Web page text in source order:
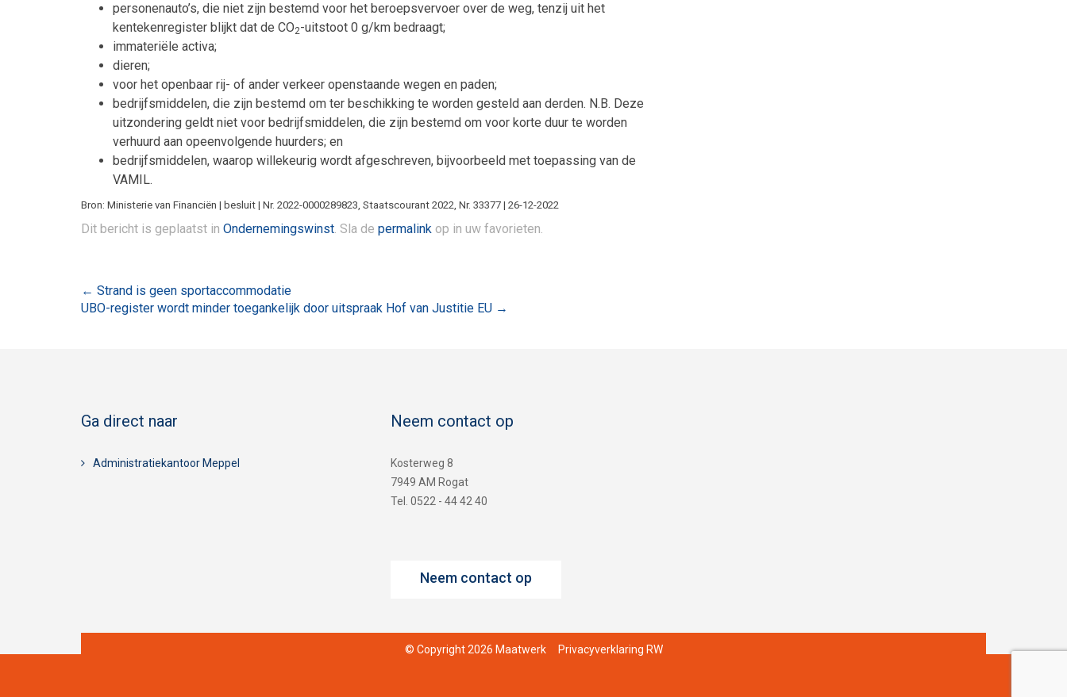
personenauto’s, die niet zijn bestemd voor het beroepsvervoer over de weg, tenzij uit het
kentekenregister blijkt dat de CO2-uitstoot 0 g/km bedraagt;
immateriële activa;
dieren;
voor het openbaar rij- of ander verkeer openstaande wegen en paden;
bedrijfsmiddelen, die zijn bestemd om ter beschikking te worden gesteld aan derden. N.B. Deze
uitzondering geldt niet voor bedrijfsmiddelen, die zijn bestemd om voor korte duur te worden
verhuurd aan opeenvolgende huurders; en
bedrijfsmiddelen, waarop willekeurig wordt afgeschreven, bijvoorbeeld met toepassing van de
VAMIL.
Bron: Ministerie van Financiën | besluit | Nr. 2022-0000289823, Staatscourant 2022, Nr. 33377 | 26-12-2022
Dit bericht is geplaatst in Ondernemingswinst. Sla de permalink op in uw favorieten.
Bericht
← Strand is geen sportaccommodatie
UBO-register wordt minder toegankelijk door uitspraak Hof van Justitie EU →
Ga direct naar
Administratiekantoor Meppel
Neem contact op
Kosterweg 8
7949 AM Rogat
Tel. 0522 - 44 42 40
Neem contact op
© Copyright 2026 Maatwerk Privacyverklaring RW